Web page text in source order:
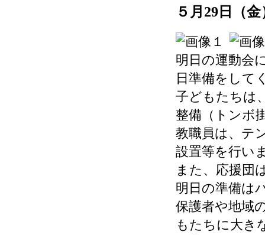
５月29日（
明日の運動会
日準備をして
子どもたちは
整備（トンボ
教職員は、テ
設置等を行い
また、応援団
明日の準備は
保護者や地域
もたちに大き